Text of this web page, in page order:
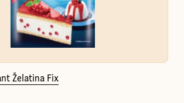
Želatina Fix